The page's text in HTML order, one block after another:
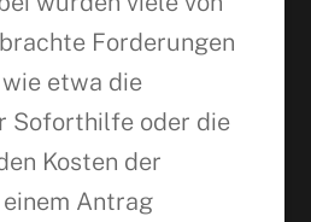
Forderungen
etwa die
Soforthilfe oder die
Kosten der
Antrag